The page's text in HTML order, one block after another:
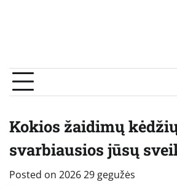
Kokios žaidimų
svarbiausios jūsų
Posted on 2026 29 gegužės